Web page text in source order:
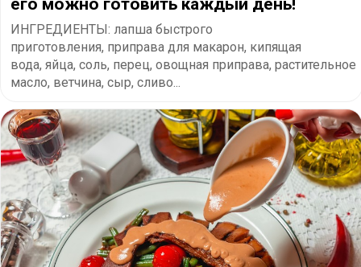
ИНГРЕДИЕНТЫ: лапша быстрого
приготовления, приправа для макарон, кипящая
вода, яйца, соль, перец, овощная приправа, растительное
масло, ветчина, сыр, сливо...